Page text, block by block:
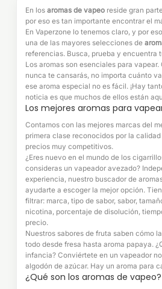
En los aromas de vapeo reside gran
por eso es tan importante encontrar el
En Vaperzone lo tenemos claro, y por
una de las mayores selecciones de
referencias. Busca, prueba y encuentra
Los aromas son esenciales para
nunca te cansarás, no importa cuánto
ese aroma especial no es fácil. ¡Hay
noticia es que muchos de ellos están
Los mejores aromas para
Contamos con las mejores marcas del
primera clase reconocidos por la
precios muy competitivos.
¿Eres nuevo en el mundo de los
consideras un vapeador avezado?
experiencia, nuestro buscador de
ayudarte a escoger la mejor opción.
filtrar: marca, tipo de sabor, sabor,
nicotina, porcentaje de disolución,
precio.
Nuestros sabores de fruta saben cómo
todo desde fresa hasta aroma papaya.
infancia? Conviértete en un vapeador
algodón de azúcar. Hay un aroma para
¿Qué son los aromas de vapeo?